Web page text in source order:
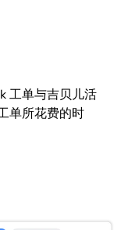
工单与吉贝儿活
单所花费的时